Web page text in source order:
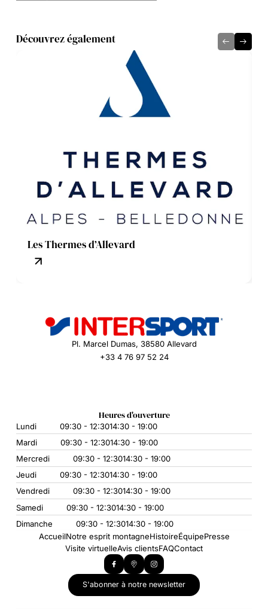
Découvrez également
Les Thermes d’Allevard
Pl. Marcel Dumas, 38580 Allevard
+33 4 76 97 52 24
Heures d'ouverture
Lundi 09:30 - 12:3014:30 - 19:00
Mardi
09:30 - 12:3014:30 - 19:00
Mercredi
09:30 - 12:3014:30 - 19:00
Jeudi
09:30 - 12:3014:30 - 19:00
Vendredi
09:30 - 12:3014:30 - 19:00
Samedi
09:30 - 12:3014:30 - 19:00
Dimanche
09:30 - 12:3014:30 - 19:00
AccueilNotre esprit montagneHistoireÉquipePresse
Visite virtuelleAvis clientsFAQContact
S'abonner à notre newsletter